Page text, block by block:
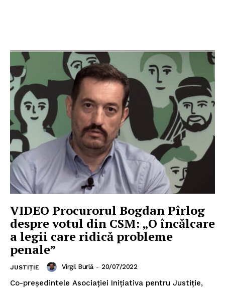
VIDEO Procurorul Bogdan Pîrlog
despre votul din CSM: „O încălcare
a legii care ridică probleme
penale”
JUSTIȚIE Virgil Burlă - 20/07/2022
Co-președintele Asociației Inițiativa pentru Justiție,